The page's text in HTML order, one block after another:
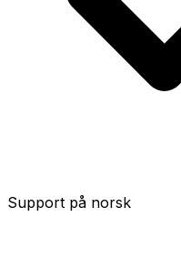
Support på norsk